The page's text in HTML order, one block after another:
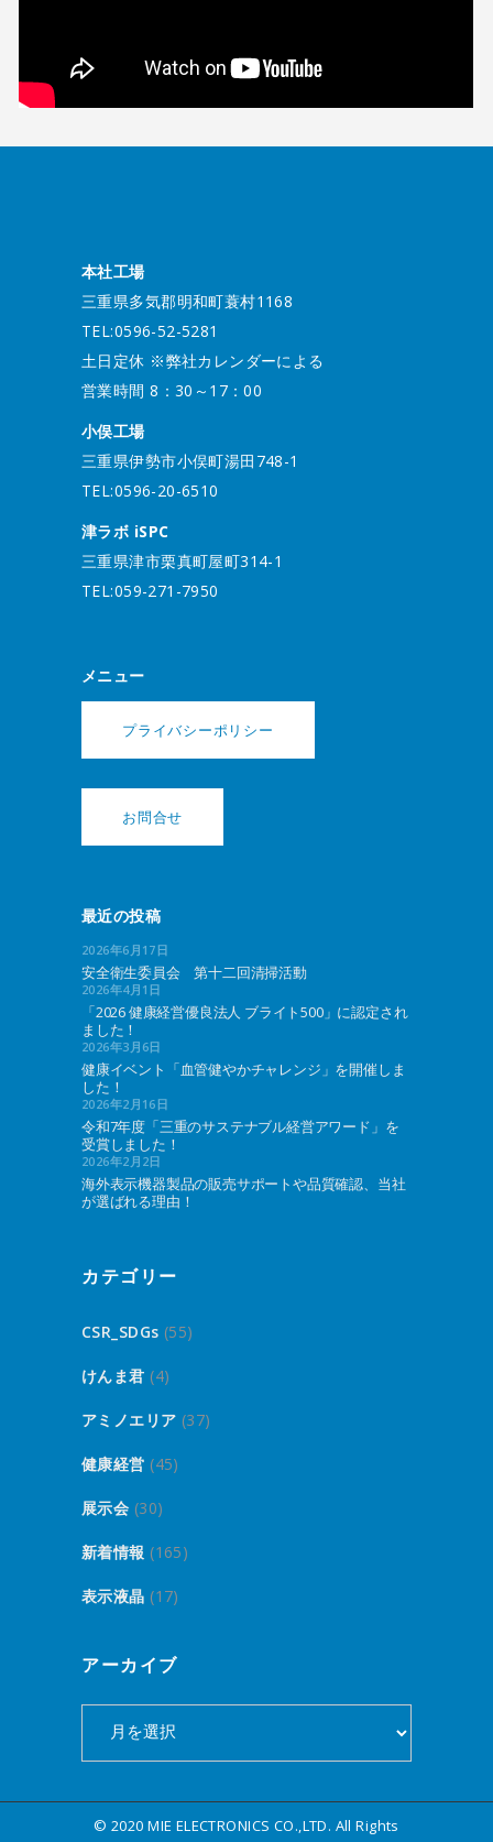
本社工場
三重県多気郡明和町蓑村1168
TEL:0596-52-5281
土日定休 ※弊社カレンダーによる
営業時間 8：30～17：00
小俣工場
三重県伊勢市小俣町湯田748-1
TEL:0596-20-6510
津ラボ iSPC
三重県津市栗真町屋町314-1
TEL:059-271-7950
メニュー
プライバシーポリシー
お問合せ
最近の投稿
2026年6月17日
安全衛生委員会 第十二回清掃活動
2026年4月1日
「2026 健康経営優良法人 ブライト500」に認定され
ました！
2026年3月6日
健康イベント「血管健やかチャレンジ」を開催しま
した！
2026年2月16日
令和7年度「三重のサステナブル経営アワード」を
受賞しました！
2026年2月2日
海外表示機器製品の販売サポートや品質確認、当社
が選ばれる理由！
カテゴリー
CSR_SDGs (55)
けんま君 (4)
アミノエリア (37)
健康経営 (45)
展示会 (30)
新着情報 (165)
表示液晶 (17)
アーカイブ
イ
ブ© 2020 MIE ELECTRONICS CO.,LTD. All Rights